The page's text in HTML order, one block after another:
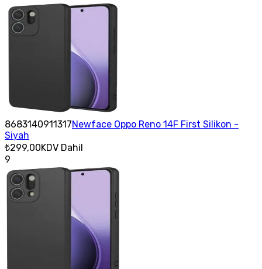
8683140911317Newface Oppo Reno 14F First Silikon -
Siyah
₺299,00KDV Dahil
9